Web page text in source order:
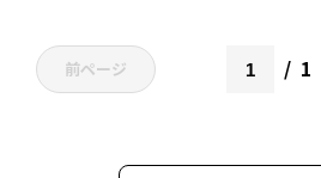
前ページ 1